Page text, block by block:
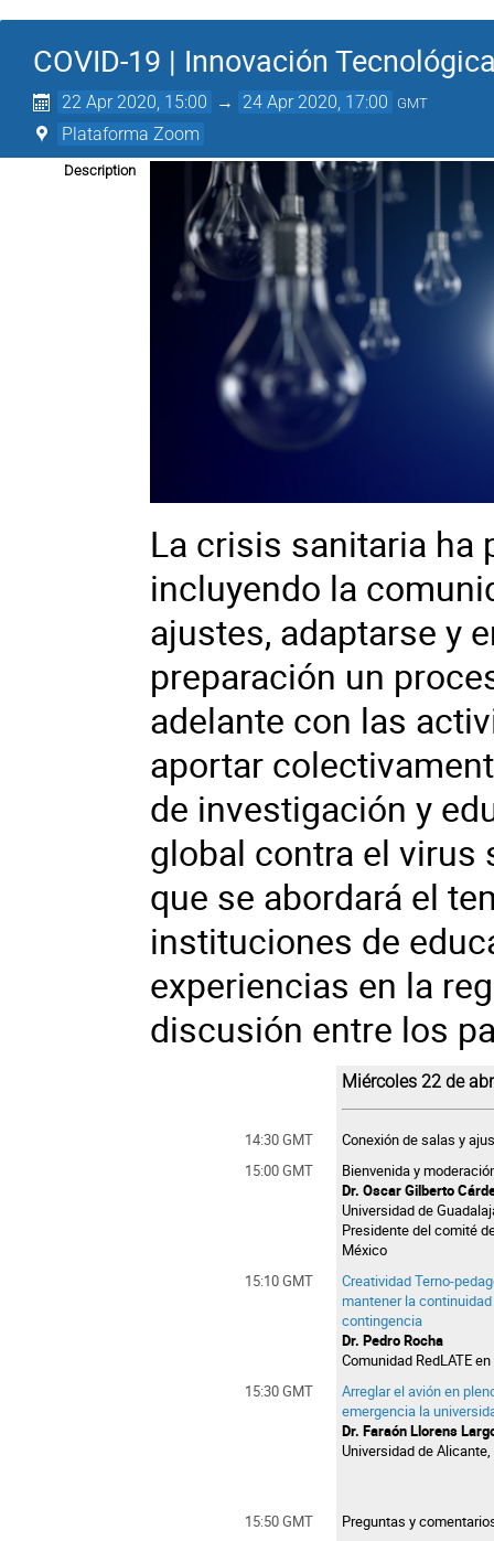
COVID-19 | Innovación
22 Apr 2020, 15:00 → 24 Apr 2020, 17:00 GMT
Plataforma Zoom
Description
La crisis sanitaria ha
incluyendo la
ajustes, adaptarse y
preparación un
adelante con las
aportar
de investigación y
global contra el virus
que se abordará el
instituciones de
experiencias en la
discusión entre los
Miércoles 22 de
14:30 GMT
Conexión de salas y
15:00 GMT
Bienvenida y
Dr. Oscar Gilberto
Universidad de
Presidente del comité
México
15:10 GMT
Creatividad Terno-
mantener la
contingencia
Dr. Pedro Rocha
Comunidad RedLATE
15:30 GMT
Arreglar el avión en
emergencia la
Dr. Faraón Llorens
Universidad de Alicante,
15:50 GMT
Preguntas y